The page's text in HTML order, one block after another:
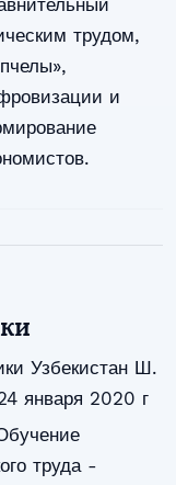
трудом,
и
Узбекистан Ш.
января 2020 г
труда -